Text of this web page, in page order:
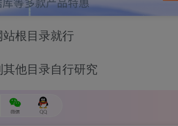
站根目录就行
他目录自行研究